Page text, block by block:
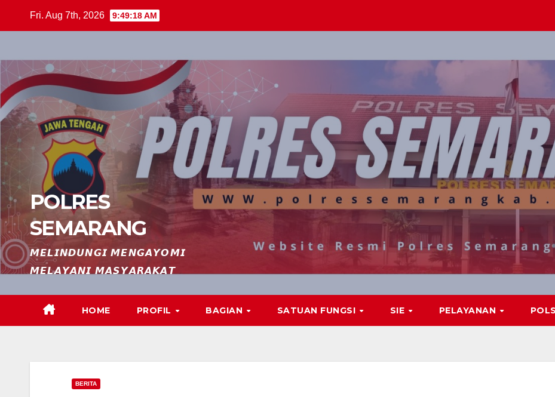
Fri. Aug 7th, 2026 9:49:19 AM
POLRES
SEMARANG
𝙈𝙀𝙇𝙄𝙉𝘿𝙐𝙉𝙂𝙄 𝙈𝙀𝙉𝙂𝘼𝙔𝙊𝙈𝙄
𝙈𝙀𝙇𝘼𝙔𝘼𝙉𝙄 𝙈𝘼𝙎𝙔𝘼𝙍𝘼𝙆𝘼𝙏
HOME PROFIL BAGIAN SATUAN FUNGSI SIE PELAYANAN
BERITA